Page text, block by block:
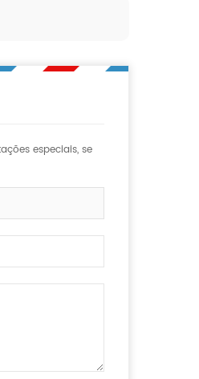
especiais, se